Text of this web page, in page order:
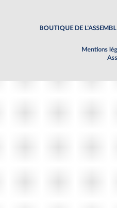
BOUTIQUE DE
Mentions